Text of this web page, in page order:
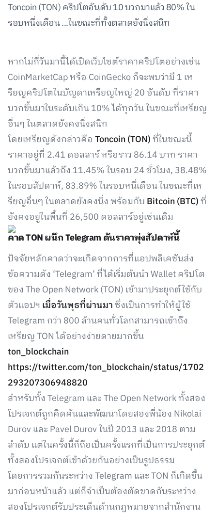
Toncoin (TON) คริปโตอันดับ 10 บวกมาแล้ว 80% ใน
รอบหนึ่งเดือน ...ในขณะที่ทั้งตลาดยังนิ่งสนิท
หากไม่กี่วันมานี้ได้เปิดเว็บไซต์ราคาคริปโตอย่างเช่น
CoinMarketCap หรือ CoinGecko ก็จะพบว่ามี 1 เห
รียญคริปโตในบัญดาเหรียญใหญ่ 20 อันดับ ที่ราคา
บวกขึ้นมาในระดับเกิน 10% ได้ทุกวัน ในขณะที่เหรียญ
อื่นๆ ในตลาดยังคงนิ่งสนิท
โดยเหรียญดังกล่าวคือ Toncoin (TON)ที่ในขณะนี้
ราคาอยู่ที่ 2.41 ดอลลาร์ หรือราว 86.14 บาท ราคา
บวกขึ้นมาแล้วถึง 11.45% ในรอบ 24 ชั่วโมง, 38.48%
ในรอบสัปดาห์, 83.89% ในรอบหนึ่เดือน ในขณะที่เห
รียญอื่นๆ ในตลาดยังคงนิ่ง พร้อมกับ Bitcoin (BTC)ที่
ยังคงอยู่ในพื้นที่ 26,500 ดอลลาร์อยู่เช่นเดิม
คาด TON ผนึก Telegram ดันราคาพุ่งสัปดาห์นี้
ปัจจัยหลักคาดว่าจะเกิดจากการที่แอปพลิเคชันส่ง
ข้อความดัง ‘Telegram’ ที่ได้เริ่มต้นนำ Wallet คริปโต
ของ The Open Network (TON) เข้ามาประยุกต์ใช้กับ
ตัวแอปฯ เมื่อวันพุธที่ผ่านมาซึ่งเป็นการทำให้ผู้ใช้
Telegram กว่า 800 ล้านคนทั่วโลกสามารถเข้าถึง
เหรียญ TON ได้อย่างง่ายดายมากขึ้น
ton_blockchain
https://twitter.com/ton_blockchain/status/1702
293207306948820
สำหรับทั้ง Telegram และ The Open Network ทั้งสอง
โปรเจกต์ถูกคิดค้นและพัฒนาโดยสองพี่น้อง Nikolai
Durov และ Pavel Durov ในปี 2013 และ 2018 ตาม
ลำดับ แต่ในครั้งนี้ก็ถือเป็นครั้งแรกที่เป็นการประยุกต์
ทั้งสองโปรเจกต์เข้าด้วยกันอย่างเป็นรูปธรรม
โดยการรวมกันระหว่าง Telegram และ TON ก็เกิดขึ้น
มาก่อนหน้าแล้ว แต่ก็จำเป็นต้องตัดขาดกันระหว่าง
สองโปรเจกต์รับประเด็นด้านกฎหมายจากสำนักงาน